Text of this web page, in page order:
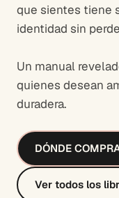
que sientes tiene
identidad sin
Un manual
quienes desean
duradera.
DÓNDE
Ver todos los